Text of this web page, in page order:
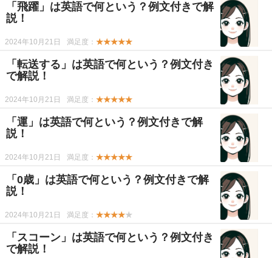
「飛躍」は英語で何という？例文付きで解
説！
2024年10月21日 満足度： ★★★★★
「転送する」は英語で何という？例文付き
で解説！
2024年10月21日 満足度： ★★★★★
「運」は英語で何という？例文付きで解
説！
2024年10月21日 満足度： ★★★★★
「0歳」は英語で何という？例文付きで解
説！
2024年10月21日 満足度： ★★★★★
「スコーン」は英語で何という？例文付き
で解説！